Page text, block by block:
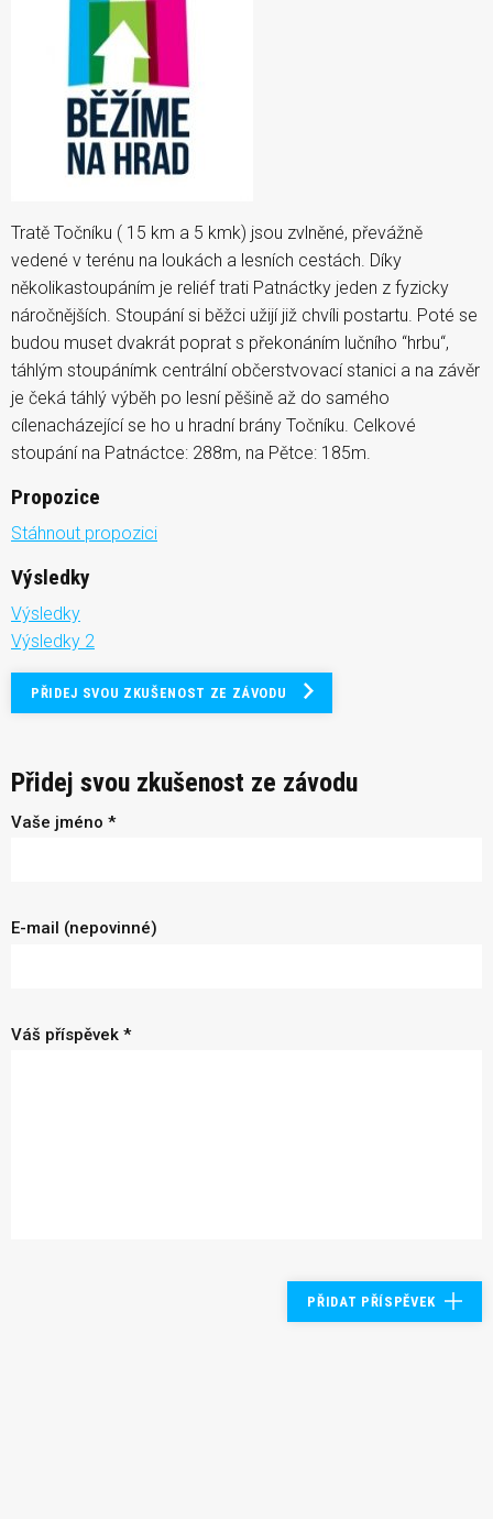
Tratě Točníku ( 15 km a 5 kmk) jsou zvlněné, převážně
vedené v terénu na loukách a lesních cestách. Díky
několikastoupáním je reliéf trati Patnáctky jeden z fyzicky
náročnějších. Stoupání si běžci užijí již chvíli postartu. Poté se
budou muset dvakrát poprat s překonáním lučního “hrbu“,
táhlým stoupánímk centrální občerstvovací stanici a na závěr
je čeká táhlý výběh po lesní pěšině až do samého
cílenacházející se ho u hradní brány Točníku. Celkové
stoupání na Patnáctce: 288m, na Pětce: 185m.
Propozice
Stáhnout propozici
Výsledky
Výsledky
Výsledky 2
PŘIDEJ SVOU ZKUŠENOST ZE ZÁVODU
Přidej svou zkušenost ze závodu
Vaše jméno *
E-mail (nepovinné)
Váš příspěvek *
PŘIDAT PŘÍSPĚVEK